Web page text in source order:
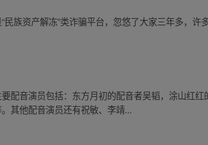
族资产解冻”类诈骗平台，忽悠了大家三年多，许
配音演员包括：东方月初的配音者吴韬，涂山红
其他配音演员还有祝敏、李靖...